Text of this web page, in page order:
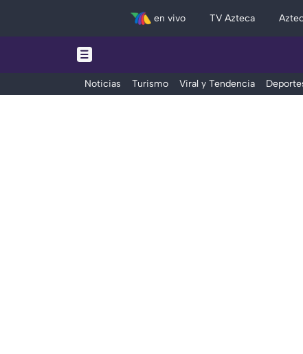
en vivo TV Azteca
Noticias Turismo Viral y Tendencia